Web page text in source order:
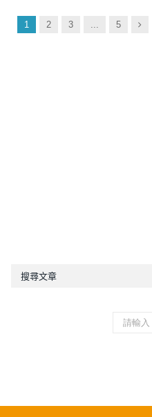
1 2 3 ... 5 Next
搜尋文章